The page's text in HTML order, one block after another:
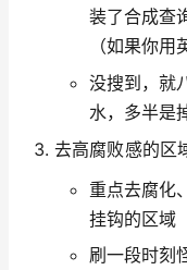
装了合成查
（如果你用
没搜到，就
水，多半是
去高腐败感的区
重点去腐化
挂钩的区域
刷一段时刻